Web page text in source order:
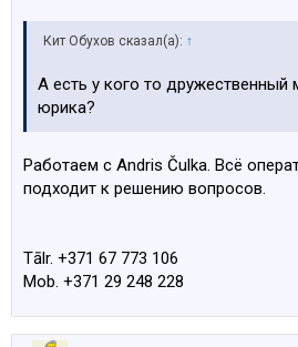
Кит Обухов сказал(а): ↑
А есть у кого то
юрика?
Работаем с Andris Čulka. Всё
подходит к решению вопросов.
Tālr. +371 67 773 106
Mob. +371 29 248 228